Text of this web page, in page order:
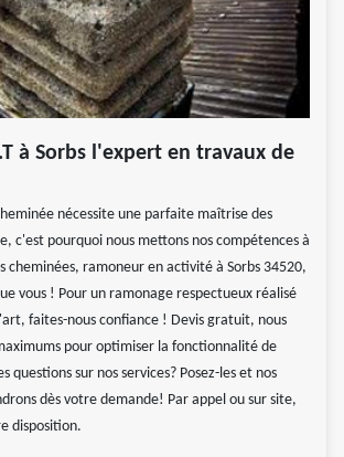
à Sorbs l'expert en travaux de
nécessite une parfaite maîtrise des
c'est pourquoi nous mettons nos compétences à
cheminées, ramoneur en activité à Sorbs 34520,
vous ! Pour un ramonage respectueux réalisé
faites-nous confiance ! Devis gratuit, nous
pour optimiser la fonctionnalité de
questions sur nos services? Posez-les et nos
dès votre demande! Par appel ou sur site,
disposition.